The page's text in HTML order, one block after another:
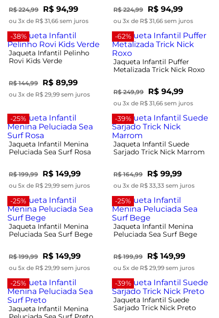
R$ 224,99 R$ 94,99
ou 3x de R$ 31,66 sem juros
R$ 224,99 R$ 94,99
ou 3x de R$ 31,66 sem juros
-38%
Jaqueta Infantil Pelinho
Rovi Kids Verde
R$ 144,99 R$ 89,99
ou 3x de R$ 29,99 sem juros
-62%
Jaqueta Infantil Puffer
Metalizada Trick Nick Roxo
R$ 249,99 R$ 94,99
ou 3x de R$ 31,66 sem juros
-25%
Jaqueta Infantil Menina
Peluciada Sea Surf Rosa
R$ 199,99 R$ 149,99
ou 5x de R$ 29,99 sem juros
-39%
Jaqueta Infantil Suede
Sarjado Trick Nick Marrom
R$ 164,99 R$ 99,99
ou 3x de R$ 33,33 sem juros
-25%
Jaqueta Infantil Menina
Peluciada Sea Surf Bege
R$ 199,99 R$ 149,99
ou 5x de R$ 29,99 sem juros
-25%
Jaqueta Infantil Menina
Peluciada Sea Surf Bege
R$ 199,99 R$ 149,99
ou 5x de R$ 29,99 sem juros
-25%
Jaqueta Infantil Menina
-39%
Jaqueta Infantil Suede
Sarjado Trick Nick Preto